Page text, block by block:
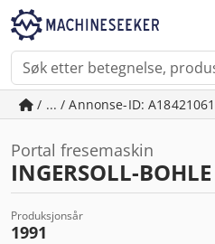
/ ... / Annonse-ID: A18421061
Portal fresemaskin
INGERSOLL-BOHLE
Produksjonsår
1991